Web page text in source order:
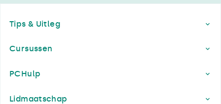
Tips & Uitleg
Cursussen
PCHulp
Lidmaatschap